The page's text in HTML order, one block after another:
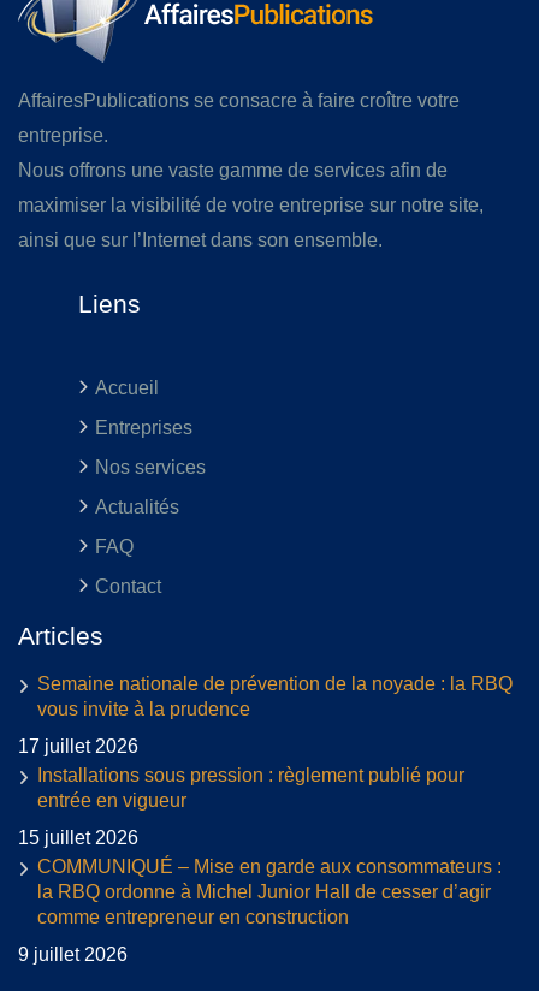
AffairesPublications se consacre à faire croître votre
entreprise.
Nous offrons une vaste gamme de services afin de
maximiser la visibilité de votre entreprise sur notre site,
ainsi que sur l’Internet dans son ensemble.
Liens
Accueil
Entreprises
Nos services
Actualités
FAQ
Contact
Articles
Semaine nationale de prévention de la noyade : la RBQ
vous invite à la prudence
17 juillet 2026
Installations sous pression : règlement publié pour
entrée en vigueur
15 juillet 2026
COMMUNIQUÉ – Mise en garde aux consommateurs :
la RBQ ordonne à Michel Junior Hall de cesser d’agir
comme entrepreneur en construction
9 juillet 2026